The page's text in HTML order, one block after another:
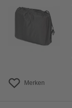
Merken